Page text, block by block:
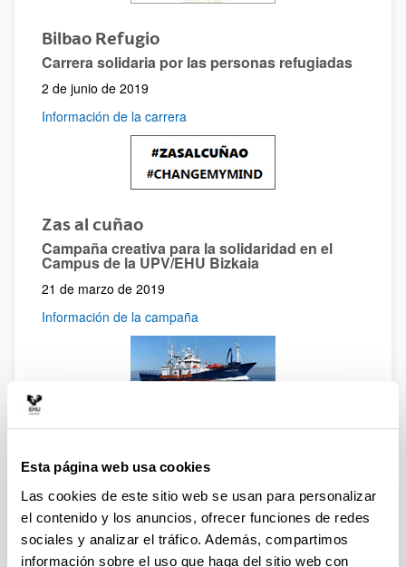
Esta página web usa cookies
Las cookies de este sitio web se usan para personalizar
el contenido y los anuncios, ofrecer funciones de redes
sociales y analizar el tráfico. Además, compartimos
información sobre el uso que haga del sitio web con
Bilbao Refugio
Carrera solidaria por las personas refugiadas
2 de junio de 2019
Información de la carrera
Zas al cuñao
Campaña creativa para la solidaridad en el
Campus de la UPV/EHU Bizkaia
21 de marzo de 2019
Información de la campaña
Visita el "Aita Mari", el barco que salva
1 de marzo de 2019
Proyección del documental "Zuk" y Mesa redonda
Visita guiada al Barco Aita Mari
Información de la actividad e inscripción